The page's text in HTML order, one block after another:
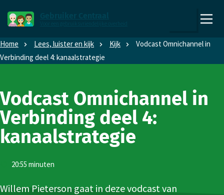
naar
de
homepage
Home Lees, luister en kijk Kijk
Vodcast Omni­channel in
Verbinding deel 4: kanaalstrategie
Vodcast Omni­channel in
Verbinding deel 4:
kanaalstrategie
Duur:20:55 minuten
Willem Pieterson gaat in deze vodcast van